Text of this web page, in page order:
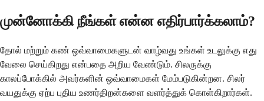
முன்னோக்கி நீங்கள் என்ன எதிர்பார்க்கலாம்?
தோல் மற்றும் கண் ஒவ்வாமைகளுடன் வாழ்வது உங்கள் உடலுக்கு எது
வேலை செய்கிறது என்பதை அறிய வேண்டும். சிலருக்கு
காலப்போக்கில் அவர்களின் ஒவ்வாமைகள் மேம்படுகின்றன. சிலர்
வயதுக்கு ஏற்ப புதிய உணர்திறன்களை வளர்த்துக் கொள்கிறார்கள்.